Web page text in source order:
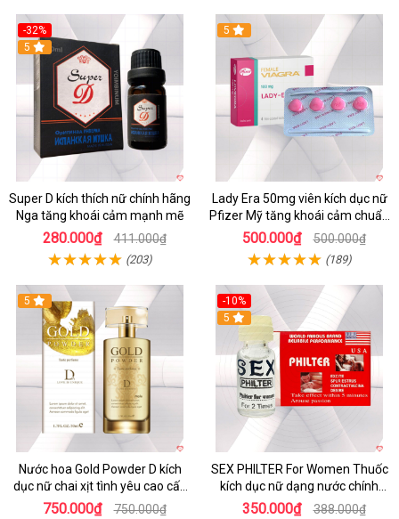
-32%
5
Super D kích thích nữ chính hãng
Nga tăng khoái cảm mạnh mẽ
280.000₫ 411.000₫
(203)
5
Lady Era 50mg viên kích dục nữ
Pfizer Mỹ tăng khoái cảm chuẩn
chính hãng
500.000₫ 500.000₫
(189)
5
Nước hoa Gold Powder D kích
dục nữ chai xịt tình yêu cao cấp
chính hãng
750.000₫ 750.000₫
-10%
5
SEX PHILTER For Women Thuốc
kích dục nữ dạng nước chính
hãng Mỹ tốt nhất
350.000₫ 388.000₫